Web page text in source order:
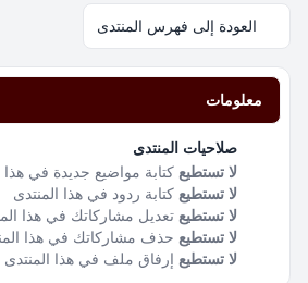
العودة إلى فهرس المنتدى
معلومات
صلاحيات المنتدى
لا تستطيع كتابة مواضيع جديدة في هذا
لا تستطيع كتابة ردود في هذا المنتدى
لا تستطيع تعديل مشاركاتك في هذا
لا تستطيع حذف مشاركاتك في هذا
لا تستطيع إرفاق ملف في هذا المنتدى